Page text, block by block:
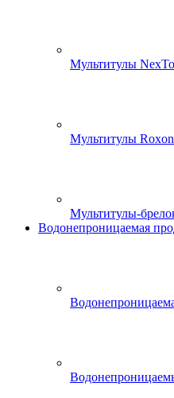
Мультитулы
Мультитулы Roxon
Мультитулы-
Водонепроницаемая